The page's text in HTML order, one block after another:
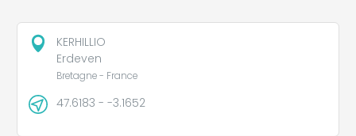
KERHILLIO
Erdeven
Bretagne - France
47.6183 - -3.1652